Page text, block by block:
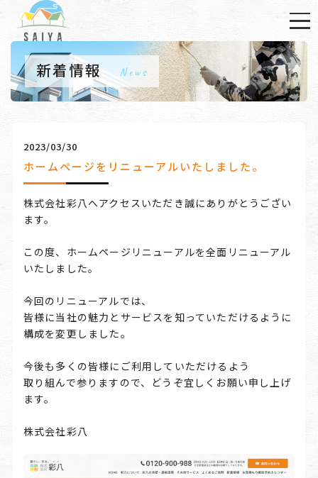
新着情報 News
2023/03/30
ホームページをリニューアルいたしました。
株式会社彩八へアクセスいただき誠にありがとうござい
ます。
この度、ホームページリニューアルを全面リニューアル
いたしました。
今回のリニューアルでは、
皆様に当社の魅力とサービスを知っていただけるように
構成を変更しました。
今後も多くの皆様にご利用していただけるよう
取り組んで参りますので、どうぞ宜しくお願い申し上げ
ます。
株式会社彩八